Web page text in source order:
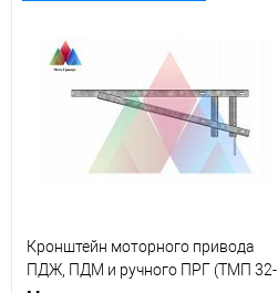
Кронштейн моторного привода
ПДЖ, ПДМ и ручного ПРГ (ТМП 32-